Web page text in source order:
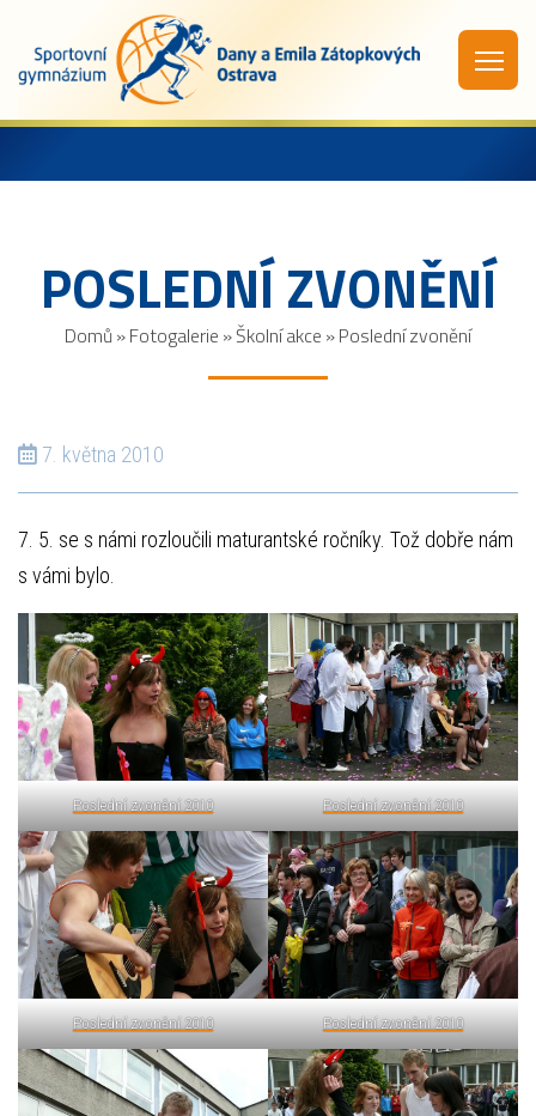
POSLEDNÍ ZVONĚNÍ
Domů »Fotogalerie »Školní akce »Poslední zvonění
7. května 2010
7. 5. se s námi rozloučili maturantské ročníky. Tož dobře nám
s vámi bylo.
Poslední zvonění 2010 Poslední zvonění 2010
Poslední zvonění 2010 Poslední zvonění 2010